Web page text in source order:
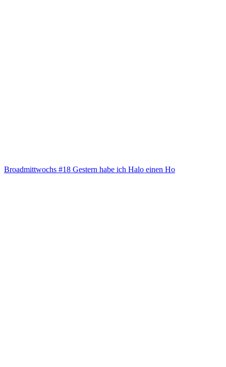
Broad­mitt­wochs #18 Ges­tern habe ich Halo einen Ho